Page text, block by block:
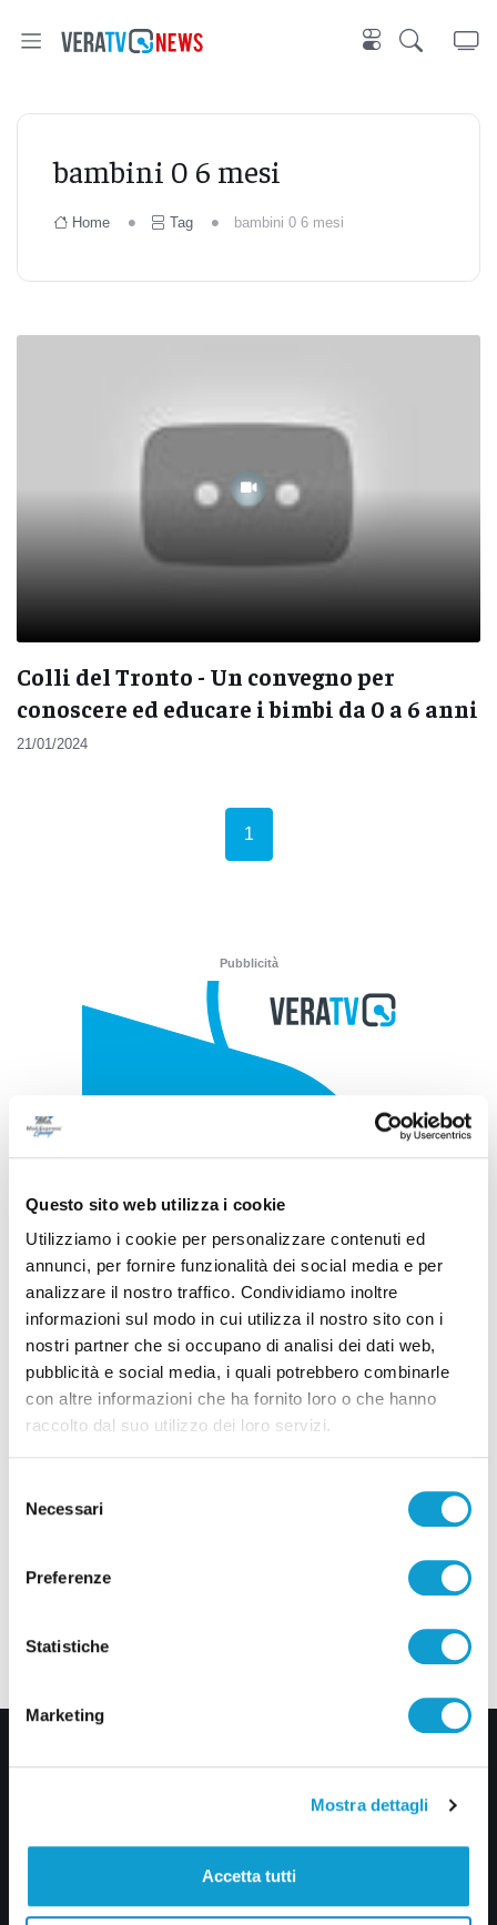
Questo sito web utilizza i cookie
Utilizziamo i cookie per personalizzare contenuti ed
annunci, per fornire funzionalità dei social media e per
analizzare il nostro traffico. Condividiamo inoltre
informazioni sul modo in cui utilizza il nostro sito con i
nostri partner che si occupano di analisi dei dati web,
pubblicità e social media, i quali potrebbero combinarle
con altre informazioni che ha fornito loro o che hanno
raccolto dal suo utilizzo dei loro servizi.
delNecessari
Preferenze
Statistiche
Marketing
Mostra dettagli
Accetta tutti
bambini 0 6 mesi
Home Tag bambini 0 6 mesi
Colli del Tronto - Un convegno per
conoscere ed educare i bimbi da 0 a 6 anni
21/01/2024
1
Pubblicità